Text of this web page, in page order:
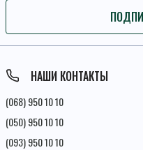
Условия
НАШИ КОНТАКТЫ
(068) 950 10 10
(050) 950 10 10
(093) 950 10 10